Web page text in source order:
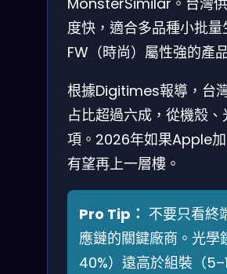
度快，適合多品種小批
FW（時尚）屬性強的產
根據Digitimes報導，台
占比超過六成，從機殼
項。2026年如果Apple
有望再上一層樓。
Pro Tip： 不要只看終
應鏈的關鍵廠商。光學
40%）遠高於組裝（